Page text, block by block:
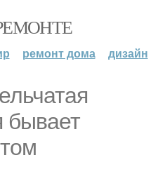
ремонт дома дизайн
бывает